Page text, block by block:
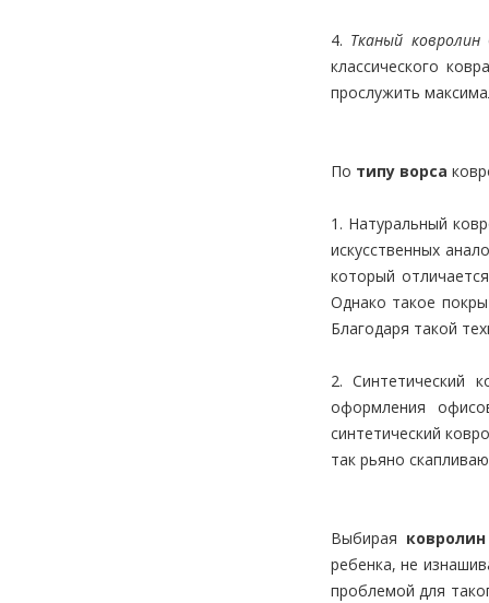
4. Тканый ковролин
классического
прослужить
По типу ворса
1. Натуральный
искусственных
который
Однако такое
Благодаря такой
2. Синтетический
оформления
синтетический
так рьяно
Выбирая
ребенка, не
проблемой для